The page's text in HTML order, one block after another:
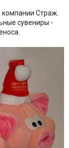
компании Страж.
сувениры -